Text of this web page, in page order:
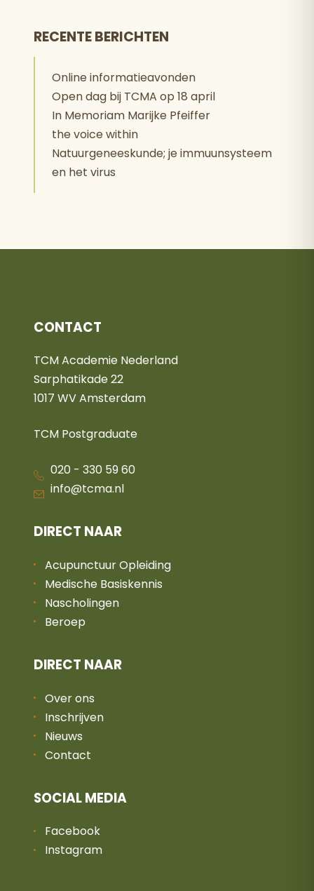
RECENTE BERICHTEN
Online informatieavonden
Open dag bij TCMA op 18 april
In Memoriam Marijke Pfeiffer
the voice within
Natuurgeneeskunde; je immuunsysteem
en het virus
CONTACT
TCM Academie Nederland
Sarphatikade 22
1017 WV Amsterdam
TCM Postgraduate
020 - 330 59 60
info@tcma.nl
DIRECT NAAR
Acupunctuur Opleiding
Medische Basiskennis
Nascholingen
Beroep
DIRECT NAAR
Over ons
Inschrijven
Nieuws
Contact
SOCIAL MEDIA
Facebook
Instagram